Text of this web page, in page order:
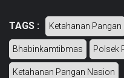
TAGS : Ketahanan Pangan
Bhabinkamtibmas Polsek
Ketahanan Pangan Nasion